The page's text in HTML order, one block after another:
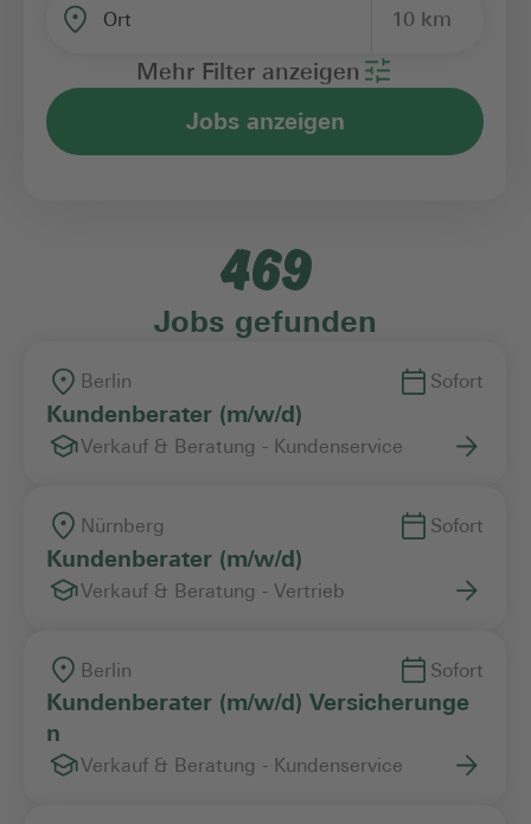
Ort 10 km
Vertragsart
Mehr Filter anzeigen
Jobs anzeigen
469
Jobs gefunden
Berlin Sofort
Kundenberater (m/w/d)
Verkauf & Beratung - Kundenservice
Nürnberg Sofort
Kundenberater (m/w/d)
Verkauf & Beratung - Vertrieb
Berlin Sofort
Kundenberater (m/w/d) Versicherunge
n
Verkauf & Beratung - Kundenservice